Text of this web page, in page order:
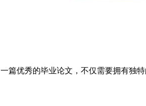
一篇优秀的毕业论文，不仅需要拥有独